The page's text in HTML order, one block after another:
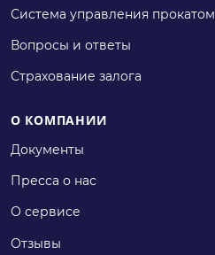
Система управления прокатом
Вопросы и ответы
Страхование залога
О КОМПАНИИ
Документы
Пресса о нас
О сервисе
Отзывы